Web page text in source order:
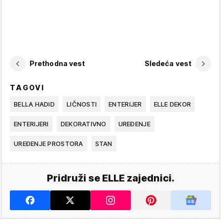
Prethodna vest Sledeća vest
TAGOVI
BELLA HADID LIČNOSTI ENTERIJER ELLE DEKOR
ENTERIJERI DEKORATIVNO UREĐENJE
UREĐENJE PROSTORA STAN
Pridruži se ELLE zajednici.